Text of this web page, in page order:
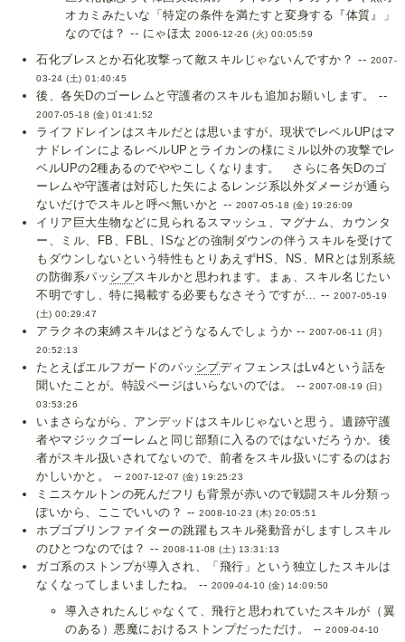
オカミみたいな「特定の条件を満たすと変身する『体質』」
なのでは？ -- にゃほ太2006-12-26 (火) 00:05:59
石化ブレスとか石化攻撃って敵スキルじゃないんですか？ -- 2007-
03-24 (土) 01:40:45
後、各矢Dのゴーレムと守護者のスキルも追加お願いします。 --
2007-05-18 (金) 01:41:52
ライフドレインはスキルだとは思いますが。現状でレベルUPはマ
ナドレインによるレベルUPとライカンの様にミル以外の攻撃でレ
ベルUPの2種あるのでややこしくなります。 さらに各矢Dのゴ
ーレムや守護者は対応した矢によるレンジ系以外ダメージが通ら
ないだけでスキルと呼べ無いかと -- 2007-05-18 (金) 19:26:09
イリア巨大生物などに見られるスマッシュ、マグナム、カウンタ
ー、ミル、FB、FBL、ISなどの強制ダウンの伴うスキルを受けて
もダウンしないという特性もとりあえずHS、NS、MRとは別系統
の防御系パッ シブスキルかと思われます。まぁ、スキル名じたい
不明ですし、特に掲載する必要もなさそうですが… --2007-05-19
(土) 00:29:47
アラクネの束縛スキルはどうなるんでしょうか -- 2007-06-11 (月)
20:52:13
たとえばエルフガードのパッ シブディフェンスはLv4という話を
聞いたことが。特設ページはいらないのでは。 --2007-08-19 (日)
03:53:26
いまさらながら、アンデッドはスキルじゃないと思う。遺跡守護
者やマジックゴーレムと同じ部類に入るのではないだろうか。後
者がスキル扱いされてないので、前者をスキル扱いにするのはお
かしいかと。 --2007-12-07 (金) 19:25:23
ミニスケルトンの死んだフリも背景が赤いので戦闘スキル分類っ
ぽいから、ここでいいの？ --2008-10-23 (木) 20:05:51
ホブゴブリンファイターの跳躍もスキル発動音がしますしスキル
のひとつなのでは？ -- 2008-11-08 (土) 13:31:13
ガゴ系のストンプが導入され、「飛行」という独立したスキルは
なくなってしまいましたね。 -- 2009-04-10 (金) 14:09:50
導入されたんじゃなくて、飛行と思われていたスキルが（翼
のある）悪魔におけるストンプだっただけ。 --2009-04-10